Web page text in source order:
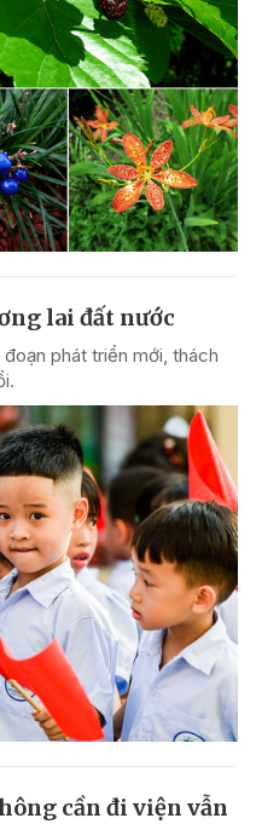
lai đất nước
phát triển mới, thách
cần đi viện vẫn